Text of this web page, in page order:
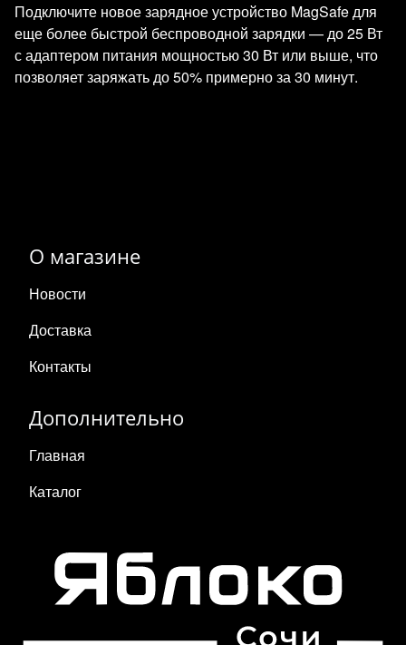
Подключите новое зарядное устройство MagSafe для
еще более быстрой беспроводной зарядки — до 25 Вт
с адаптером питания мощностью 30 Вт или выше, что
позволяет заряжать до 50% примерно за 30 минут.
О магазине
Новости
Доставка
Контакты
Дополнительно
Главная
Каталог